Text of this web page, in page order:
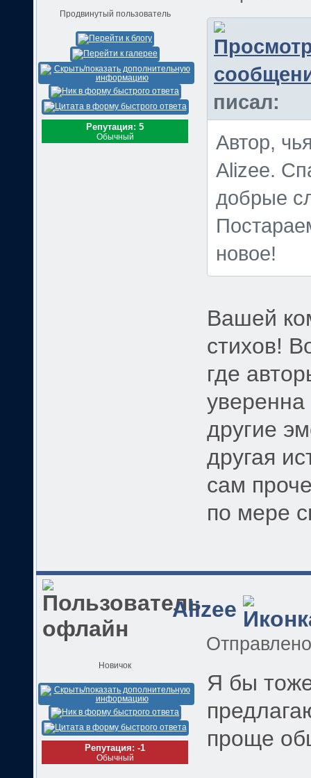
Продвинутый пользователь
Репутация: 5
Обычный
писал:
Автор,
Alizee.
добрые
новое!
Вашей
стихов!
где
уверенна
другие
другая
сам
по мере
Alizee
Новичок
Репутация: -1
Обычный
Я бы
проще